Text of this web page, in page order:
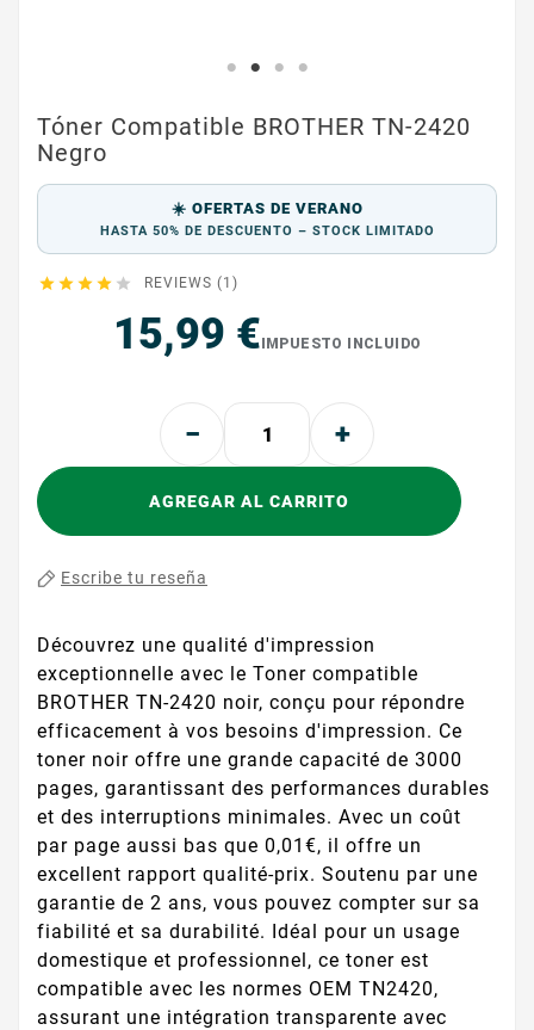
Tóner Compatible BROTHER TN-2420
Negro
☀️ OFERTAS DE VERANO
HASTA 50% DE DESCUENTO – STOCK LIMITADO
     REVIEWS (1)
15,99 € IMPUESTO INCLUIDO
AGREGAR AL CARRITO
Escribe tu reseña
Découvrez une qualité d'impression
exceptionnelle avec le Toner compatible
BROTHER TN-2420 noir, conçu pour répondre
efficacement à vos besoins d'impression. Ce
toner noir offre une grande capacité de 3000
pages, garantissant des performances durables
et des interruptions minimales. Avec un coût
par page aussi bas que 0,01€, il offre un
excellent rapport qualité-prix. Soutenu par une
garantie de 2 ans, vous pouvez compter sur sa
fiabilité et sa durabilité. Idéal pour un usage
domestique et professionnel, ce toner est
compatible avec les normes OEM TN2420,
assurant une intégration transparente avec